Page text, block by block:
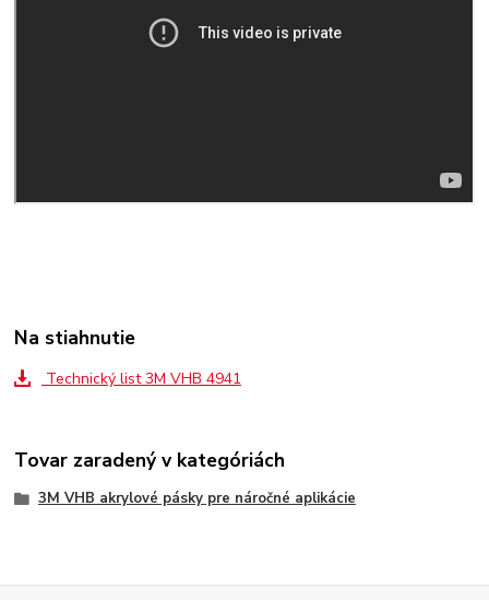
Na stiahnutie
Technický list 3M VHB 4941
Tovar zaradený v kategóriách
3M VHB akrylové pásky pre náročné aplikácie